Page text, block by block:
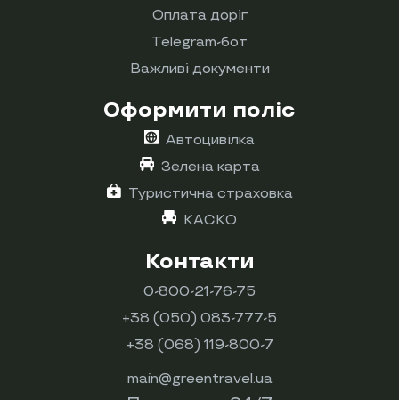
Оплата доріг
Telegram-бот
Важливі документи
Оформити поліс
Автоцивілка
Зелена карта
Туристична страховка
КАСКО
Контакти
0-800-21-76-75
+38 (050) 083-777-5
+38 (068) 119-800-7
main@greentravel.ua